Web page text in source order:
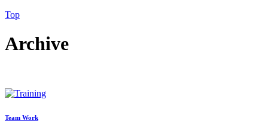
Top
Archive
Team Work